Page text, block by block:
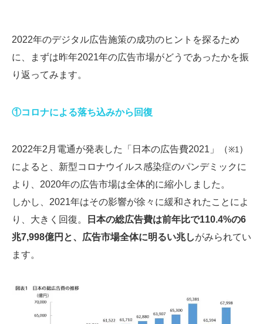
2022年のデジタル広告施策の成功のヒントを探るため
に、まずは昨年2021年の広告市場がどうであったかを振
り返ってみます。
①コロナによる落ち込みから回復
2022年2月電通が発表した「日本の広告費2021」（※1 ）
によると、新型コロナウイルス感染症のパンデミックに
より、2020年の広告市場は全体的に縮小しました。
しかし、2021年はその影響が徐々に緩和されたことによ
り、大きく回復。
日本の総広告費は前年比で110.4%の6
兆7,998億円と、広告市場全体に明るい兆しがみられてい
ます。